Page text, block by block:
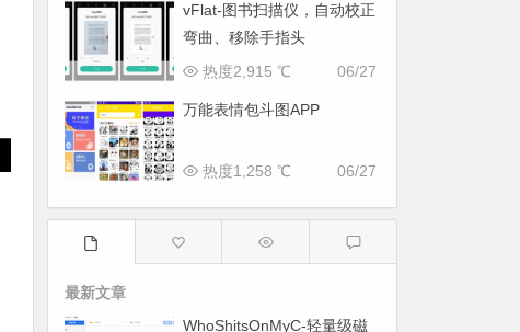
vFlat-图书扫描仪，自动校正
弯曲、移除手指头
06/27
热度2,915 ℃
万能表情包斗图APP
06/27
热度1,258 ℃
最新文章
WhoShitsOnMyC-轻量级磁